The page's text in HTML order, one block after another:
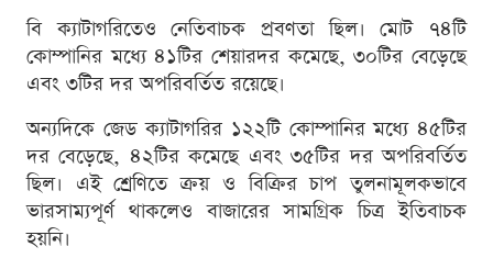
বি ক্যাটাগরিতেও নেতিবাচক প্রবণতা ছিল। মোট ৭৪টি
কোম্পানির মধ্যে ৪১টির শেয়ারদর কমেছে, ৩০টির বেড়েছে
এবং ৩টির দর অপরিবর্তিত রয়েছে।
অন্যদিকে জেড ক্যাটাগরির ১২২টি কোম্পানির মধ্যে ৪৫টির
দর বেড়েছে, ৪২টির কমেছে এবং ৩৫টির দর অপরিবর্তিত
ছিল। এই শ্রেণিতে ক্রয় ও বিক্রির চাপ তুলনামূলকভাবে
ভারসাম্যপূর্ণ থাকলেও বাজারের সামগ্রিক চিত্র ইতিবাচক
হয়নি।